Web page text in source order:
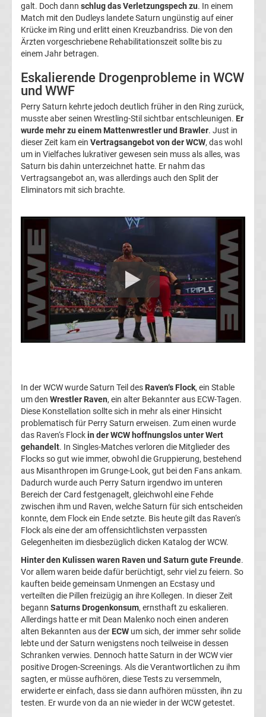
Erg.
Conference
League
Formel
1
Rennkalender
Transfergerüchte
News
Boxen
News
Programm
&
Infos
Telekom
Eishockey
live
im
TV
Tabellen
Ergebnisse
International:
La
galt. Doch dann schlug das Verletzungspech zu. In einem
Match mit den Dudleys landete Saturn ungünstig auf einer
Krücke im Ring und erlitt einen Kreuzbandriss. Die von den
Ärzten vorgeschriebene Rehabilitationszeit sollte bis zu
einem Jahr betragen.
Eskalierende Drogenprobleme in WCW
und WWF
Perry Saturn kehrte jedoch deutlich früher in den Ring zurück,
musste aber seinen Wrestling-Stil sichtbar entschleunigen. Er
wurde mehr zu einem Mattenwrestler und Brawler. Just in
dieser Zeit kam ein Vertragsangebot von der WCW, das wohl
um in Vielfaches lukrativer gewesen sein muss als alles, was
Saturn bis dahin unterzeichnet hatte. Er nahm das
Vertragsangebot an, was allerdings auch den Split der
Eliminators mit sich brachte.
In der WCW wurde Saturn Teil des Raven‘s Flock, ein Stable
um den Wrestler Raven, ein alter Bekannter aus ECW-Tagen.
Diese Konstellation sollte sich in mehr als einer Hinsicht
problematisch für Perry Saturn erweisen. Zum einen wurde
das Raven‘s Flockin der WCW hoffnungslos unter Wert
gehandelt. In Singles-Matches verloren die Mitglieder des
Flocks so gut wie immer, obwohl die Gruppierung, bestehend
aus Misanthropen im Grunge-Look, gut bei den Fans ankam.
Dadurch wurde auch Perry Saturn irgendwo im unteren
Bereich der Card festgenagelt, gleichwohl eine Fehde
zwischen ihm und Raven, welche Saturn für sich entscheiden
konnte, dem Flock ein Ende setzte. Bis heute gilt das Raven‘s
Flock als eine der am offensichtlichsten verpassten
Gelegenheiten im diesbezüglich dicken Katalog der WCW.
Hinter den Kulissen waren Raven und Saturn gute Freunde.
Vor allem waren beide dafür berüchtigt, sehr viel zu feiern. So
kauften beide gemeinsam Unmengen an Ecstasy und
verteilten die Pillen freizügig an ihre Kollegen. In dieser Zeit
begann Saturns Drogenkonsum, ernsthaft zu eskalieren.
Allerdings hatte er mit Dean Malenko noch einen anderen
alten Bekannten aus der ECW um sich, der immer sehr solide
lebte und der Saturn wenigstens noch teilweise in dessen
Schranken verwies. Dennoch hatte Saturn in der WCW vier
positive Drogen-Screenings. Als die Verantwortlichen zu ihm
sagten, er müsse aufhören, diese Tests zu versemmeln,
erwiderte er einfach, dass sie dann aufhören müssten, ihn zu
testen. Er wurde von da an nie wieder in der WCW getestet.